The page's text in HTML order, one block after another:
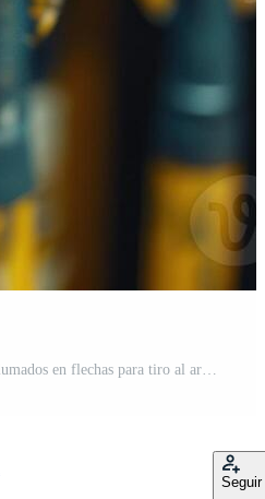
Seguir